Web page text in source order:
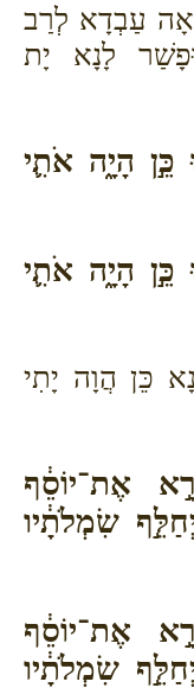
עַבְדָא לְרַב
לָנָא יָת
כֵּ֣ן הָיָ֑ה אֹתִ֛י
כֵּ֣ן הָיָ֑ה אֹתִ֛י
כֵּן הֲוָה יָתִי
אֶת־יוֹסֵ֔ף
שִׂמְלֹתָ֔יו
אֶת־יוֹסֵ֔ף
שִׂמְלֹתָ֔יו